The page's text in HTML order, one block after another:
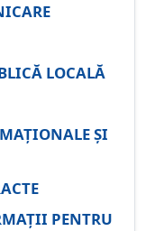
LOCALĂ
ȘI
PENTRU